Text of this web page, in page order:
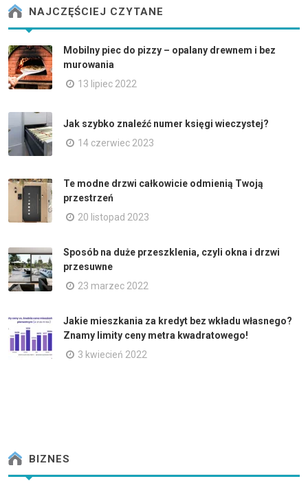
NAJCZĘŚCIEJ CZYTANE
Mobilny piec do pizzy – opalany drewnem i bez
murowania
13 lipiec 2022
Jak szybko znaleźć numer księgi wieczystej?
14 czerwiec 2023
Te modne drzwi całkowicie odmienią Twoją
przestrzeń
20 listopad 2023
Sposób na duże przeszklenia, czyli okna i drzwi
przesuwne
23 marzec 2022
Jakie mieszkania za kredyt bez wkładu własnego?
Znamy limity ceny metra kwadratowego!
3 kwiecień 2022
BIZNES